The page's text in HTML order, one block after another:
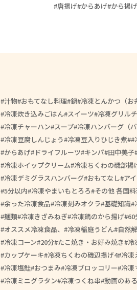
唐揚げ からあげ から揚げ
汁物 おもてなし料理 鍋 冷凍とんかつ（お
冷凍炊き込みごはん スイーツ 冷凍グリル
冷凍チャーハン スープ 冷凍ハンバーグ（パ
冷凍豆腐しんじょう 冷凍豆入りひじき煮 #
からあげ ドライフルーツ キンパ 田中美子
冷凍ホイップクリーム 冷凍ちくわの磯部揚
冷凍デミグラスハンバーグ おもてなし ア
5分以内 冷凍やまいもとろろ その他 各国
余った冷凍食品 冷凍刻みオクラ 基礎知識
麺類 冷凍きざみねぎ 冷凍鶏のから揚げ 60
オススメ冷凍食品、
冷凍稲庭うどん 自然
冷凍コーン 20分 たこ焼き・お好み焼き 冷
カップケーキ 冷凍ちくわの磯辺揚げ4 冷凍
冷凍塩鮭 おつまみ 冷凍ブロッコリー 冷凍
冷凍ミニグラタン 冷凍つくね串 動画のあ